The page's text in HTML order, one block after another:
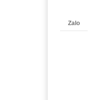
Zalo